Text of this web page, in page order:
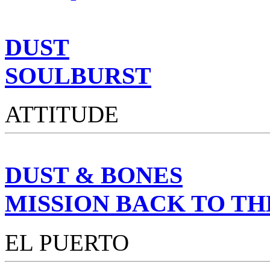
DUST
SOULBURST
ATTITUDE
DUST & BONES
MISSION BACK TO
EL PUERTO